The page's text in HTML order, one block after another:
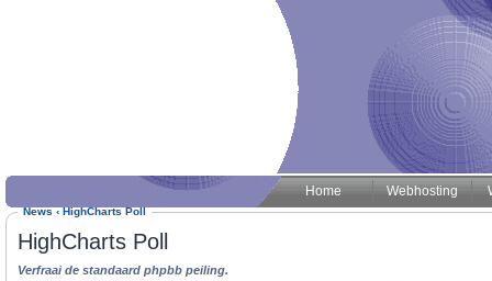
Home Webhosting
News ‹HighCharts Poll
HighCharts Poll
Verfraai de standaard phpbb peiling.